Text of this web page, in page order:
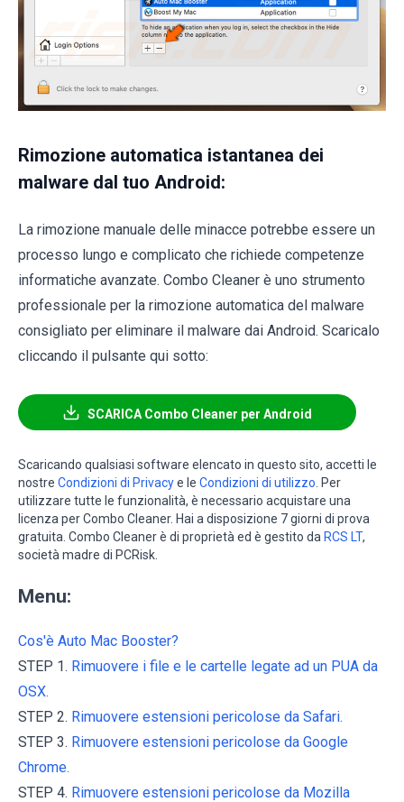
Rimozione automatica istantanea dei
malware dal tuo Android:
La rimozione manuale delle minacce potrebbe essere un
processo lungo e complicato che richiede competenze
informatiche avanzate. Combo Cleaner è uno strumento
professionale per la rimozione automatica del malware
consigliato per eliminare il malware dai Android. Scaricalo
cliccando il pulsante qui sotto:
SCARICA Combo Cleaner per Android
Scaricando qualsiasi software elencato in questo sito, accetti le
nostre Condizioni di Privacye le Condizioni di utilizzo . Per
utilizzare tutte le funzionalità, è necessario acquistare una
licenza per Combo Cleaner. Hai a disposizione 7 giorni di prova
gratuita. Combo Cleaner è di proprietà ed è gestito da RCS LT,
società madre di PCRisk.
Menu:
Cos'è Auto Mac Booster?
STEP 1. Rimuovere i file e le cartelle legate ad un PUA da
OSX.
STEP 2. Rimuovere estensioni pericolose da Safari.
STEP 3. Rimuovere estensioni pericolose da Google
Chrome.
STEP 4. Rimuovere estensioni pericolose da Mozilla